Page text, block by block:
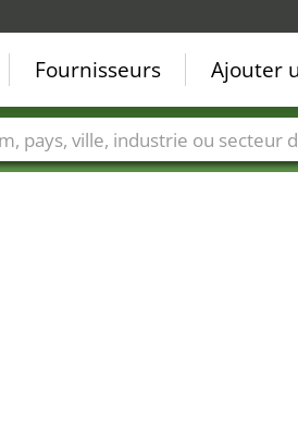
Fournisseurs Ajouter
Villes Secteurs de foire